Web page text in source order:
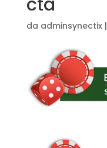
da adminsynectix|